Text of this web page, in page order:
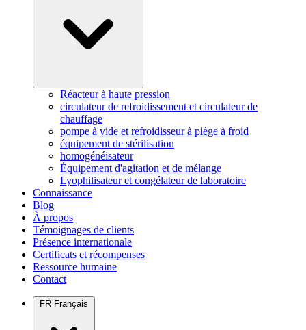
Réacteur à haute pression
circulateur de refroidissement et circulateur de
chauffage
pompe à vide et refroidisseur à piège à froid
équipement de stérilisation
homogénéisateur
Équipement d'agitation et de mélange
Lyophilisateur et congélateur de laboratoire
Connaissance
Blog
À propos
Témoignages de clients
Présence internationale
Certificats et récompenses
Ressource humaine
Contact
FR Français